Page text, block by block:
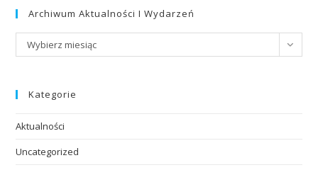
Archiwum Aktualności I Wydarzeń
Wybierz miesiąc
Kategorie
Aktualności
Uncategorized